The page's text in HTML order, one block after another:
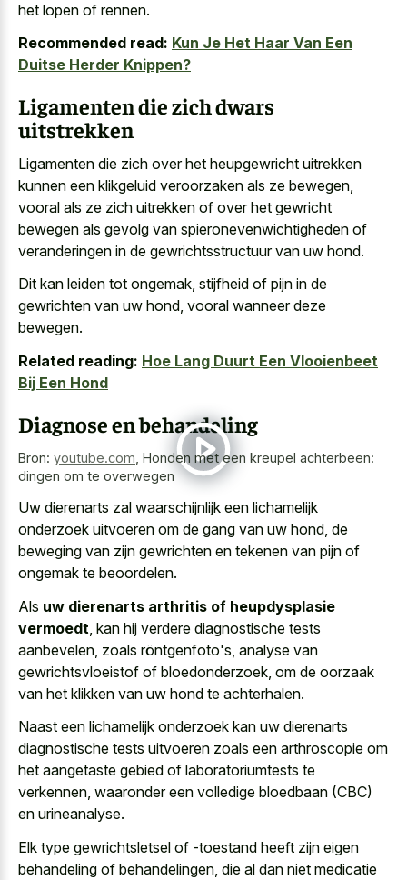
het lopen of rennen.
Recommended read: Kun Je Het Haar Van Een
Duitse Herder Knippen?
Ligamenten die zich dwars
uitstrekken
Ligamenten die zich over het heupgewricht uitrekken
kunnen een klikgeluid veroorzaken als ze bewegen,
vooral als ze zich uitrekken of over het gewricht
bewegen als gevolg van spieronevenwichtigheden of
veranderingen in de gewrichtsstructuur van uw hond.
Dit kan leiden tot ongemak, stijfheid of pijn in de
gewrichten van uw hond, vooral wanneer deze
bewegen.
Related reading: Hoe Lang Duurt Een Vlooienbeet
Bij Een Hond
Diagnose en behandeling
Bron: youtube.com Honden met een kreupel achterbeen:
dingen om te overwegen
Uw dierenarts zal waarschijnlijk een lichamelijk
onderzoek uitvoeren om de gang van uw hond, de
beweging van zijn gewrichten en tekenen van pijn of
ongemak te beoordelen.
Als uw dierenarts arthritis of heupdysplasie
vermoedt , kan hij verdere diagnostische tests
aanbevelen, zoals röntgenfoto's, analyse van
gewrichtsvloeistof of bloedonderzoek, om de oorzaak
van het klikken van uw hond te achterhalen.
Naast een lichamelijk onderzoek kan uw dierenarts
diagnostische tests uitvoeren zoals een arthroscopie om
het aangetaste gebied of laboratoriumtests te
verkennen, waaronder een volledige bloedbaan (CBC)
en urineanalyse.
Elk type gewrichtsletsel of -toestand heeft zijn eigen
behandeling of behandelingen, die al dan niet medicatie